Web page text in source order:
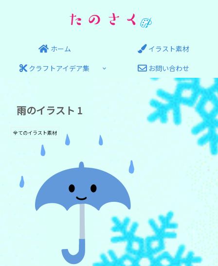
ホーム
イラスト素材
クラフトアイデア集
お問い合わせ
雨のイラスト 1
全てのイラスト素材